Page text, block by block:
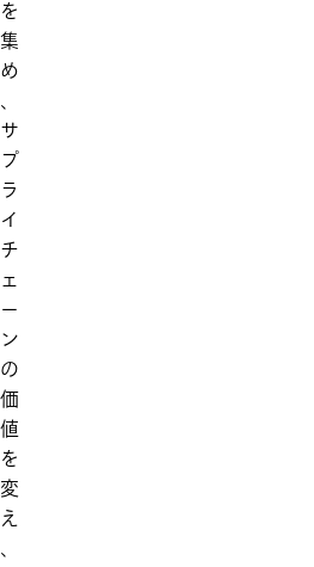
を
集
め
、
サ
プ
ラ
イ
チ
ェ
ー
ン
の
価
値
を
変
え
、